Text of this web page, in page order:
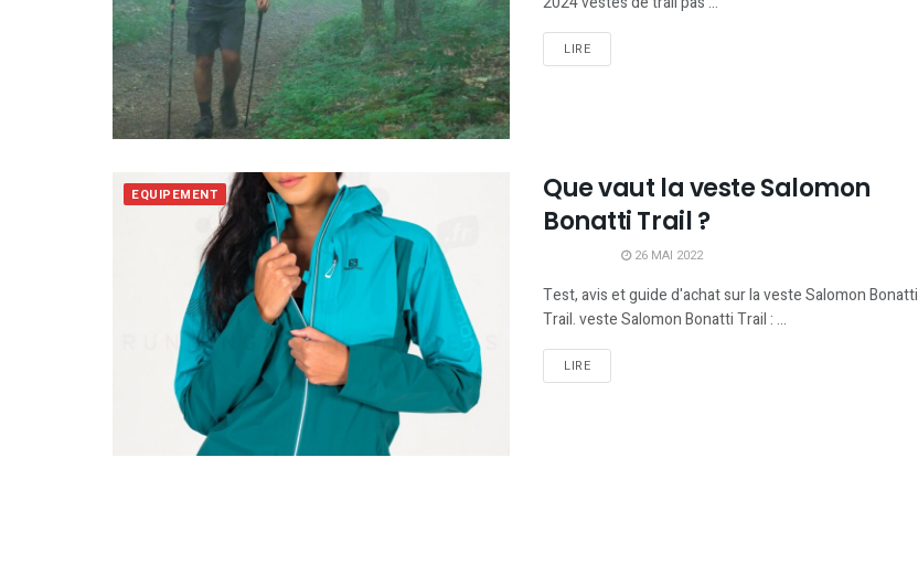
LIRE
EQUIPEMENT
Que vaut la veste Salomon
Bonatti Trail ?
26 MAI 2022
Test, avis et guide d'achat sur la veste Salomon Bonatti
Trail. veste Salomon Bonatti Trail : ...
LIRE